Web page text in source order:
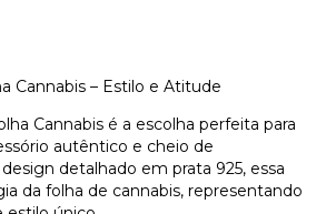
Cannabis – Estilo e Atitude
Cannabis é a escolha perfeita para
autêntico e cheio de
detalhado em prata 925, essa
da folha de cannabis, representando